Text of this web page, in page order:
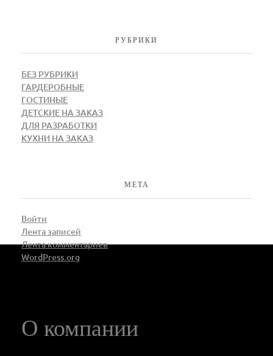
РУБРИКИ
БЕЗ РУБРИКИ
ГАРДЕРОБНЫЕ
ГОСТИНЫЕ
ДЕТСКИЕ НА ЗАКАЗ
ДЛЯ РАЗРАБОТКИ
КУХНИ НА ЗАКАЗ
МЕТА
Войти
Лента записей
Лента комментариев
WordPress.org
О компании